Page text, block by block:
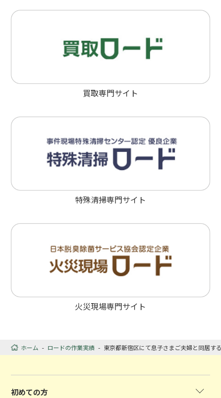
買取専門サイト
特殊清掃専門サイト
火災現場専門サイト
ホーム - ロードの作業実績 - 東京都新宿区にて息子さまご夫婦と同居す
初めての方